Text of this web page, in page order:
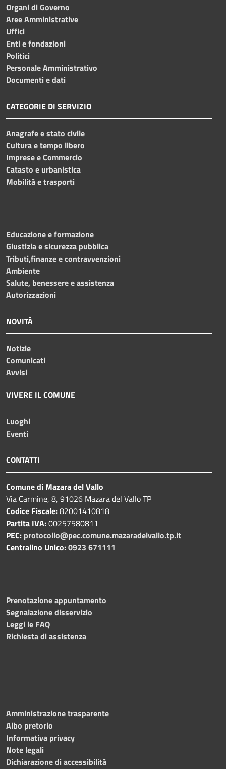
Organi di Governo
Aree Amministrative
Uffici
Enti e fondazioni
Politici
Personale Amministrativo
Documenti e dati
CATEGORIE DI SERVIZIO
Anagrafe e stato civile
Cultura e tempo libero
Imprese e Commercio
Catasto e urbanistica
Mobilità e trasporti
Educazione e formazione
Giustizia e sicurezza pubblica
Tributi,finanze e contravvenzioni
Ambiente
Salute, benessere e assistenza
Autorizzazioni
NOVITÀ
Notizie
Comunicati
Avvisi
VIVERE IL COMUNE
Luoghi
Eventi
CONTATTI
Comune di Mazara del Vallo
Via Carmine, 8, 91026 Mazara del Vallo TP
Codice Fiscale:82001410818
Partita IVA:00257580811
PEC: protocollo@pec.comune.mazaradelvallo.tp.it
Centralino Unico:0923 671111
Prenotazione appuntamento
Segnalazione disservizio
Leggi le FAQ
Richiesta di assistenza
Amministrazione trasparente
Albo pretorio
Informativa privacy
Note legali
Dichiarazione di accessibilità